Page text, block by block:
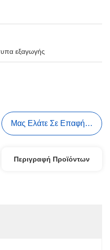
εξαγωγής
Μας Ελάτε Σε Επαφή Με
Περιγραφή Προϊόντων